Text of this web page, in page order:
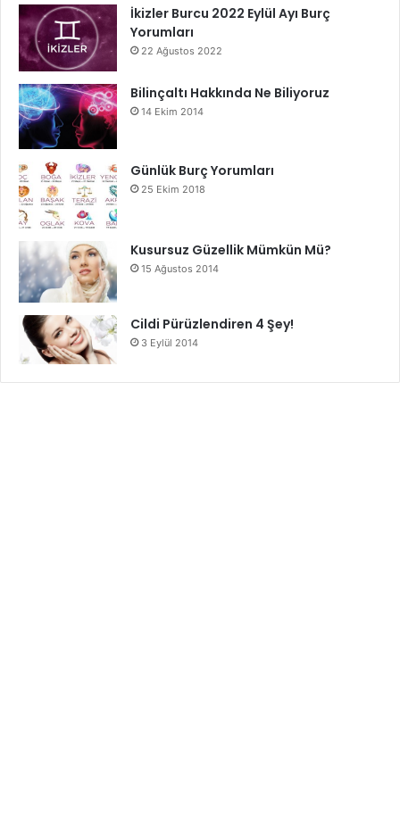
İkizler Burcu 2022 Eylül Ayı Burç
Yorumları
22 Ağustos 2022
Bilinçaltı Hakkında Ne Biliyoruz
14 Ekim 2014
Günlük Burç Yorumları
25 Ekim 2018
Kusursuz Güzellik Mümkün Mü?
15 Ağustos 2014
Cildi Pürüzlendiren 4 Şey!
3 Eylül 2014